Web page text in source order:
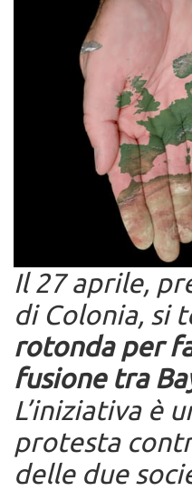
Il 27 aprile,
di Colonia, si
rotonda per
fusione tra
L’iniziativa è
protesta
delle due